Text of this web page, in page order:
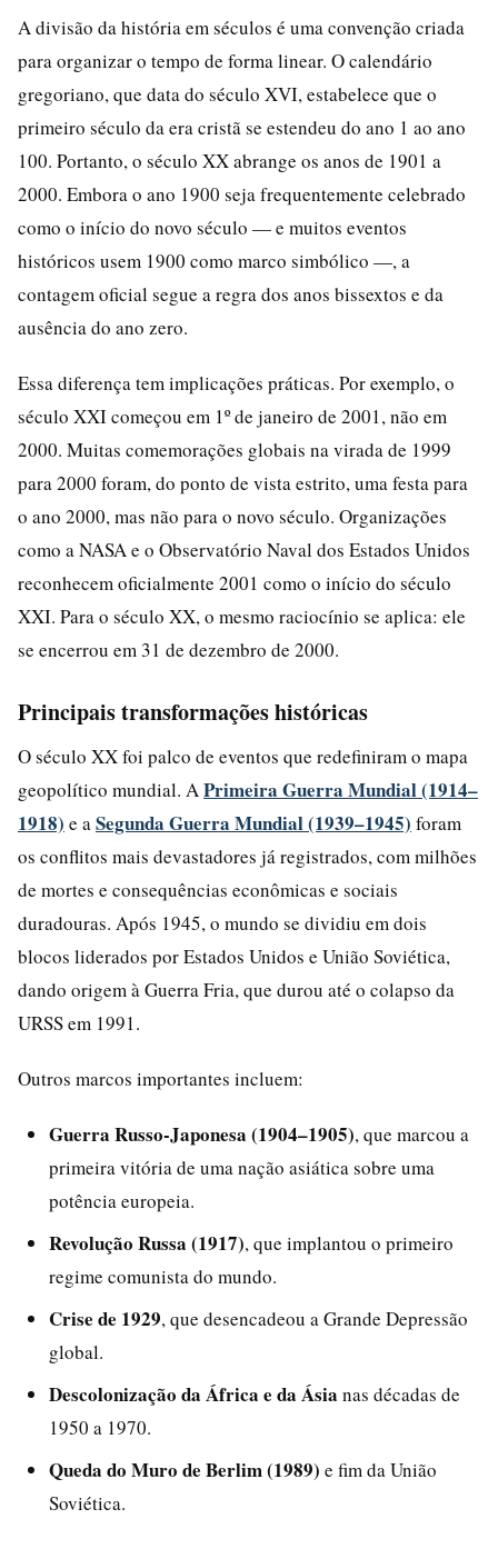
A divisão da história em séculos é uma convenção criada
para organizar o tempo de forma linear. O calendário
gregoriano, que data do século XVI, estabelece que o
primeiro século da era cristã se estendeu do ano 1 ao ano
100. Portanto, o século XX abrange os anos de 1901 a
2000. Embora o ano 1900 seja frequentemente celebrado
como o início do novo século — e muitos eventos
históricos usem 1900 como marco simbólico —, a
contagem oficial segue a regra dos anos bissextos e da
ausência do ano zero.
Essa diferença tem implicações práticas. Por exemplo, o
século XXI começou em 1º de janeiro de 2001, não em
2000. Muitas comemorações globais na virada de 1999
para 2000 foram, do ponto de vista estrito, uma festa para
o ano 2000, mas não para o novo século. Organizações
como a NASA e o Observatório Naval dos Estados Unidos
reconhecem oficialmente 2001 como o início do século
XXI. Para o século XX, o mesmo raciocínio se aplica: ele
se encerrou em 31 de dezembro de 2000.
Principais transformações históricas
O século XX foi palco de eventos que redefiniram o mapa
geopolítico mundial. A Primeira Guerra Mundial (1914–
1918) e a Segunda Guerra Mundial (1939–1945) foram
os conflitos mais devastadores já registrados, com milhões
de mortes e consequências econômicas e sociais
duradouras. Após 1945, o mundo se dividiu em dois
blocos liderados por Estados Unidos e União Soviética,
dando origem à Guerra Fria, que durou até o colapso da
URSS em 1991.
Outros marcos importantes incluem:
Guerra Russo-Japonesa (1904–1905), que marcou a
primeira vitória de uma nação asiática sobre uma
potência europeia.
Revolução Russa (1917), que implantou o primeiro
regime comunista do mundo.
Crise de 1929, que desencadeou a Grande Depressão
global.
Descolonização da África e da Ásia nas décadas de
1950 a 1970.
Queda do Muro de Berlim (1989) e fim da União
Soviética.